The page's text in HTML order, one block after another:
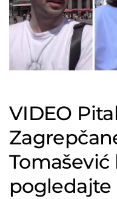
VIDEO
pogledajte